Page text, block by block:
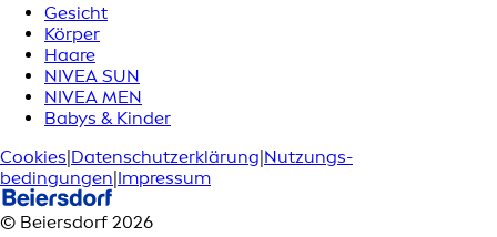
Gesicht
Körper
Haare
NIVEA SUN
NIVEA MEN
Babys & Kinder
Cookies|Datenschutzerklärung|Nutzungs­
bedingungen|Impressum
© Beiersdorf 2026